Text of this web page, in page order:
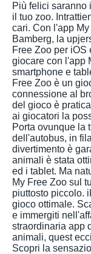
Più felici saranno
il tuo zoo.
cari. Con l'app
Bamberg, la
Free Zoo per iOS
giocare con l'app
smartphone e
Free Zoo è un
connessione al
del gioco è
ai giocatori la
Porta ovunque la
dell'autobus, in
divertimento è
animali è stata
ed i tablet. Ma
My Free Zoo sul
piuttosto piccolo.
gioco ottimale.
e immergiti
straordinaria app
animali, quest
Scopri la